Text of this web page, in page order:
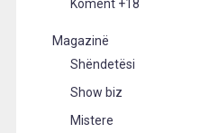
Koment +18
Magazinë
Shëndetësi
Show biz
Mistere